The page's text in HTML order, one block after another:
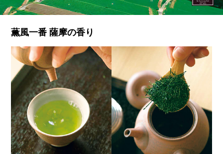
薫風一番 薩摩の香り